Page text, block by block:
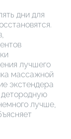
дни для
лучшего
массажной
экстендера
детородную
лучше,